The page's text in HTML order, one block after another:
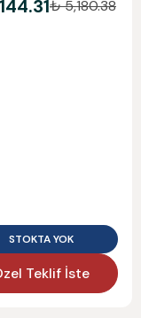
₺ 5,180.38
STOKTA YOK
Teklif İste